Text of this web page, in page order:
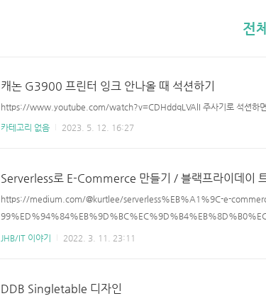
전
캐논 G3900 프린터 잉크 안나올 때 석션하기
https://www.youtube.com/watch?v=CDHddqLVAlI 주사기로 석션하면
카테고리 없음 2023. 5. 12. 16:27
Serverless로 E-Commerce 만들기 / 블랙프라이데이
https://medium.com/@kurtlee/serverless%EB%A1%9C-e-
JHB/IT 이야기 2022. 3. 11. 23:11
DDB Singletable 디자인